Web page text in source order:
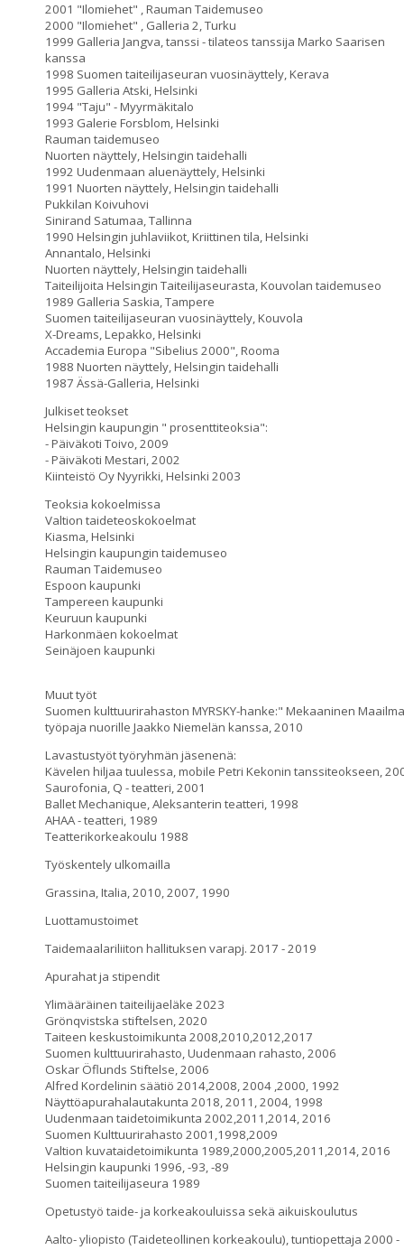
2001 "Ilomiehet" , Rauman Taidemuseo
2000 "Ilomiehet" , Galleria 2, Turku
1999 Galleria Jangva, tanssi - tilateos tanssija Marko Saarisen
kanssa
1998 Suomen taiteilijaseuran vuosinäyttely, Kerava
1995 Galleria Atski, Helsinki
1994 "Taju" - Myyrmäkitalo
1993 Galerie Forsblom, Helsinki
Rauman taidemuseo
Nuorten näyttely, Helsingin taidehalli
1992 Uudenmaan aluenäyttely, Helsinki
1991 Nuorten näyttely, Helsingin taidehalli
Pukkilan Koivuhovi
Sinirand Satumaa, Tallinna
1990 Helsingin juhlaviikot, Kriittinen tila, Helsinki
Annantalo, Helsinki
Nuorten näyttely, Helsingin taidehalli
Taiteilijoita Helsingin Taiteilijaseurasta, Kouvolan taidemuseo
1989 Galleria Saskia, Tampere
Suomen taiteilijaseuran vuosinäyttely, Kouvola
X-Dreams, Lepakko, Helsinki
Accademia Europa "Sibelius 2000", Rooma
1988 Nuorten näyttely, Helsingin taidehalli
1987 Ässä-Galleria, Helsinki
Julkiset teokset
Helsingin kaupungin " prosenttiteoksia":
- Päiväkoti Toivo, 2009
- Päiväkoti Mestari, 2002
Kiinteistö Oy Nyyrikki, Helsinki 2003
Teoksia kokoelmissa
Valtion taideteoskokoelmat
Kiasma, Helsinki
Helsingin kaupungin taidemuseo
Rauman Taidemuseo
Espoon kaupunki
Tampereen kaupunki
Keuruun kaupunki
Harkonmäen kokoelmat
Seinäjoen kaupunki
Muut työt
Suomen kulttuurirahaston MYRSKY-hanke:" Mekaaninen
työpaja nuorille Jaakko Niemelän kanssa, 2010
Lavastustyöt työryhmän jäsenenä:
Kävelen hiljaa tuulessa, mobile Petri Kekonin tanssiteokseen,
Saurofonia, Q - teatteri, 2001
Ballet Mechanique, Aleksanterin teatteri, 1998
AHAA - teatteri, 1989
Teatterikorkeakoulu 1988
Työskentely ulkomailla
Grassina, Italia, 2010, 2007, 1990
Luottamustoimet
Taidemaalariliiton hallituksen varapj. 2017 - 2019
Apurahat ja stipendit
Ylimääräinen taiteilijaeläke 2023
Grönqvistska stiftelsen, 2020
Taiteen keskustoimikunta 2008,2010,2012,2017
Suomen kulttuurirahasto, Uudenmaan rahasto, 2006
Oskar Öflunds Stiftelse, 2006
Alfred Kordelinin säätiö 2014,2008, 2004 ,2000, 1992
Näyttöapurahalautakunta 2018, 2011, 2004, 1998
Uudenmaan taidetoimikunta 2002,2011,2014, 2016
Suomen Kulttuurirahasto 2001,1998,2009
Valtion kuvataidetoimikunta 1989,2000,2005,2011,2014, 2016
Helsingin kaupunki 1996, -93, -89
Suomen taiteilijaseura 1989
Opetustyö taide- ja korkeakouluissa sekä aikuiskoulutus
Aalto- yliopisto (Taideteollinen korkeakoulu), tuntiopettaja 2000 -